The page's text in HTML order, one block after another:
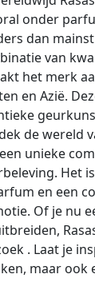
onder
dan
van
het merk
en Azië.
de wereld
unieke
Het
en een
Of je nu
. Laat je
maar ook